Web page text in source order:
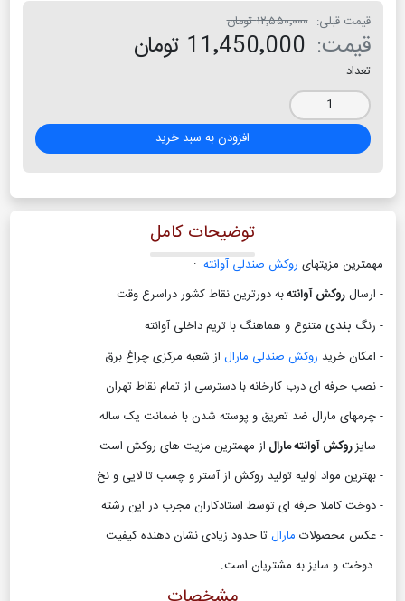
قیمت قبلی: ۱۲٬۵۵۰٬۰۰۰ تومان
قیمت: 11٬450٬000 تومان
تعداد
افزودن به سبد خرید
توضیحات کامل
مهمترین مزیتهای روکش صندلی آوانته :
- ارسالروکش آوانتهبه دورترین نقاط کشور دراسرع وقت
- رنگ بندی متنوع و هماهنگ با تریم داخلی آوانته
- امکان خرید روکش صندلی مارال از شعبه مرکزی چراغ برق
- نصب حرفه ای درب کارخانه با دسترسی از تمام نقاط تهران
- چرمهای مارال ضد تعریق و پوسته شدن با ضمانت یک ساله
- سایزروکش آوانته مارال از مهمترین مزیت های روکش است
- بهترین مواد اولیه تولید روکش از آستر و چسب تا لایی و نخ
- دوخت کاملا حرفه ای توسط استادکاران مجرب در این رشته
- عکس محصولات مارالتا حدود زیادی نشان دهنده کیفیت
دوخت و سایز به مشتریان است.